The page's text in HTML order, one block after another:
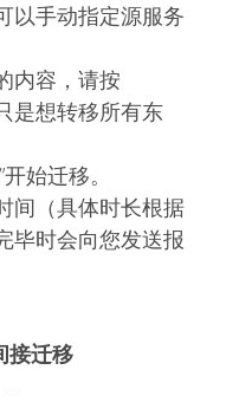
以手动指定源服务
内容，请按
是想转移所有东
始迁移。
间（具体时长根据
毕时会向您发送报
接迁移